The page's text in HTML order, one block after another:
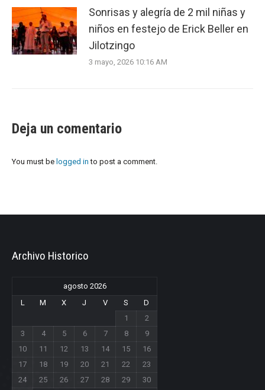
Sonrisas y alegría de 2 mil niñas y
niños en festejo de Erick Beller en
Jilotzingo
3 mayo, 2026 10:16 AM
Deja un comentario
You must be logged in to post a comment.
Archivo Historico
agosto 2026
L
M X J V S
D
1
2
3
4 5 6 7 8
9
10
11 12 13 14 15
16
17
18 19 20 21 22
23
24
25 26 27 28 29
30